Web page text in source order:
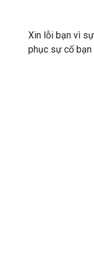
Xin lỗi bạn vì
phục sự cố bạn